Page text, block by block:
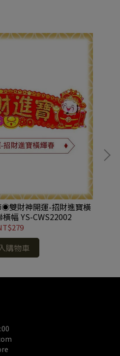
雙財神開運-招財進寶橫
輝春聯壁飾橫聯橫幅 YS-CWS22002
購物車